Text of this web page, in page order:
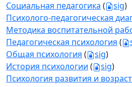
Социальная педагогика ( sig)
Психолого-педагогическая
Методика воспитательной
Педагогическая психология (
Общая психология ( sig)
История психологии ( sig)
Психология развития и